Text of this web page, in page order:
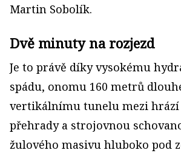
Martin Sobolík.
Dvě minuty na rozjezd
Je to právě díky vysokému
spádu, onomu 160 metrů
vertikálnímu tunelu mezi hrází
přehrady a strojovnou
žulového masivu hluboko pod